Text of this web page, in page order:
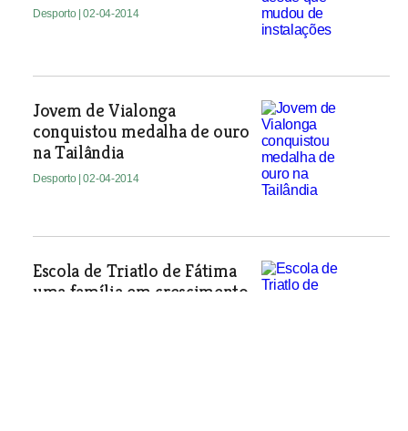
Desporto | 02-04-2014
Jovem de Vialonga
conquistou medalha de ouro
na Tailândia
Desporto | 02-04-2014
Escola de Triatlo de Fátima
uma família em crescimento